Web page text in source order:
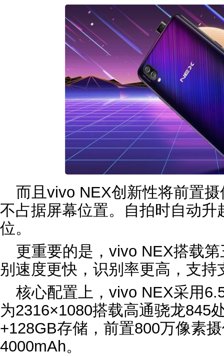
而且vivo NEX创新性将前置
不占据屏幕位置。自拍时自动升
位。
更重要的是，vivo NEX搭载
别速度更快，识别率更高，支
核心配置上，vivo NEX采用
为2316×1080搭载高通骁龙845
+128GB存储，前置800万像素
4000mAh。